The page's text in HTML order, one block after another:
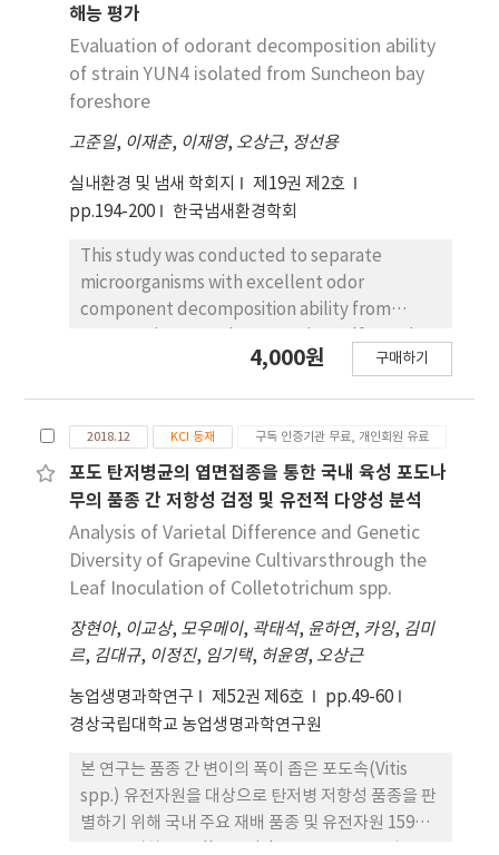
해능 평가
Evaluation of odorant decomposition ability
of strain YUN4 isolated from Suncheon bay
foreshore
고준일, 이재춘, 이재영, 오상근, 정선용
실내환경 및 냄새 학회지
제19권 제2호
pp.194-200
한국냄새환경학회
This study was conducted to separate
microorganisms with excellent odor
component decomposition ability from
ammonia compounds as substrates were
ammonia and sulfur compound substrates
was found to have 100% genetic homology to
Streptomyces fulvissimus. The optimum
growth temperature of YUN4 was 20oC to
40oC, and the optimum pH was investigated
in the range of pH 5 to pH 9. In addition, in
order to evaluate the ability to reduce odor,
after mixing the culture strain with each
concentration of 1%, 5%, and 10% in the
malodor generating sample, the efficiency of
malodor reduction was evaluated after 30
minutes. As a result, the ammonia
decomposition efficiency was 82.4%~93.9%,
and hydrogen sulfide was 88.7%~94.9%.
4,000원 구매하기
2018.12 KCI 등재 구독 인증기관 무료, 개인회원 유료
포도 탄저병균의 엽면접종을 통한 국내 육성 포도나
무의 품종 간 저항성 검정 및 유전적 다양성 분석
Analysis of Varietal Difference and Genetic
Diversity of Grapevine Cultivarsthrough the
Leaf Inoculation of Colletotrichum spp.
장현아, 이교상, 모우메이, 곽태석, 윤하연, 카잉, 김미
르, 김대규, 이정진, 임기택, 허윤영, 오상근
농업생명과학연구 제52권 제6호
pp.49-60
경상국립대학교 농업생명과학연구원
본 연구는 품종 간 변이의 폭이 좁은 포도속(Vitis
spp.) 유전자원을 대상으로 탄저병 저항성 품종을 판
별하기 위해 국내 주요 재배 품종 및 유전자원 159품